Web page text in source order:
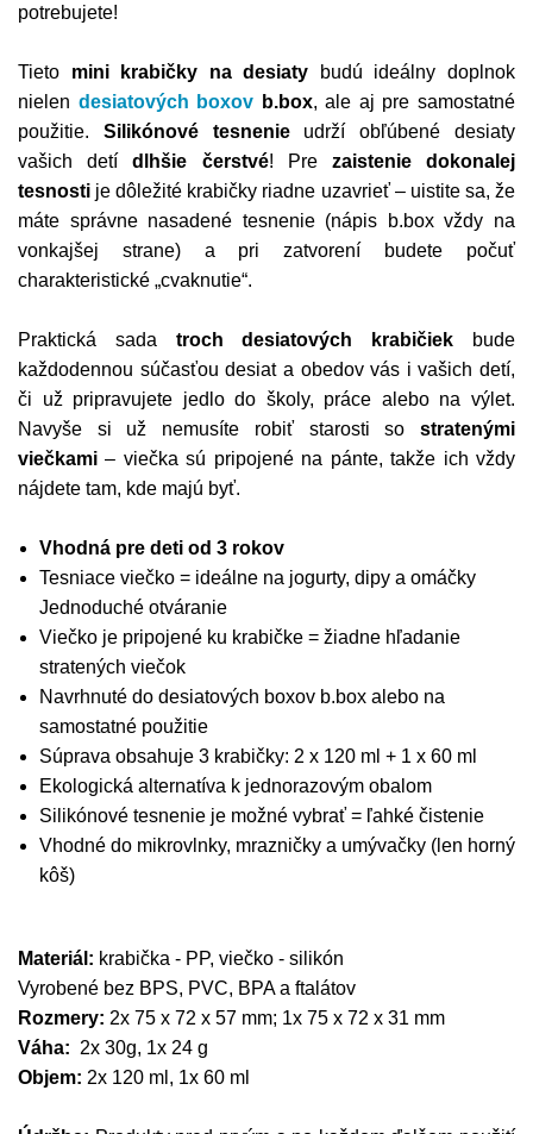
potrebujete!
Tieto mini krabičky na desiaty budú ideálny doplnok
nielen desiatových boxov b.box, ale aj pre samostatné
použitie. Silikónové tesnenie udrží obľúbené desiaty
vašich detídlhšie čerstvé! Pre zaistenie dokonalej
tesnosti je dôležité krabičky riadne uzavrieť – uistite sa, že
máte správne nasadené tesnenie (nápis b.box vždy na
vonkajšej strane) a pri zatvorení budete počuť
charakteristické „cvaknutie“.
Praktická sada troch desiatových krabičiek bude
každodennou súčasťou desiat a obedov vás i vašich detí,
či už pripravujete jedlo do školy, práce alebo na výlet.
Navyše si už nemusíte robiť starosti so stratenými
viečkami– viečka sú pripojené na pánte, takže ich vždy
nájdete tam, kde majú byť.
Vhodná pre deti od 3 rokov
Tesniace viečko = ideálne na jogurty, dipy a omáčky
Jednoduché otváranie
Viečko je pripojené ku krabičke = žiadne hľadanie
stratených viečok
Navrhnuté do desiatových boxov b.box alebo na
samostatné použitie
Súprava obsahuje 3 krabičky: 2 x 120 ml + 1 x 60 ml
Ekologická alternatíva k jednorazovým obalom
Silikónové tesnenie je možné vybrať = ľahké čistenie
Vhodné do mikrovlnky, mrazničky a umývačky (len horný
kôš)
Materiál: krabička - PP, viečko - silikón
Vyrobené bez BPS, PVC, BPA a ftalátov
Rozmery: 2x 75 x 72 x 57 mm; 1x 75 x 72 x 31 mm
Váha: 2x 30g, 1x 24 g
Objem: 2x 120 ml, 1x 60 ml